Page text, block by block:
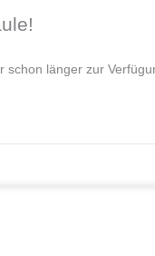
schon länger zur